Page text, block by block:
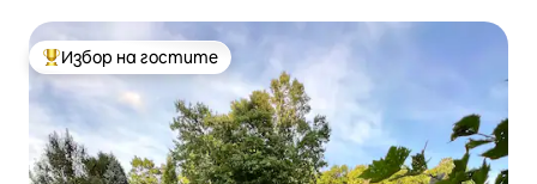
Най-популярен избор на гостите
Избор на гостите